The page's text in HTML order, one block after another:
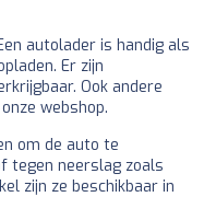
autolader is handig als
Er zijn
Ook andere
webshop.
om de auto te
tegen neerslag zoals
zijn ze beschikbaar in